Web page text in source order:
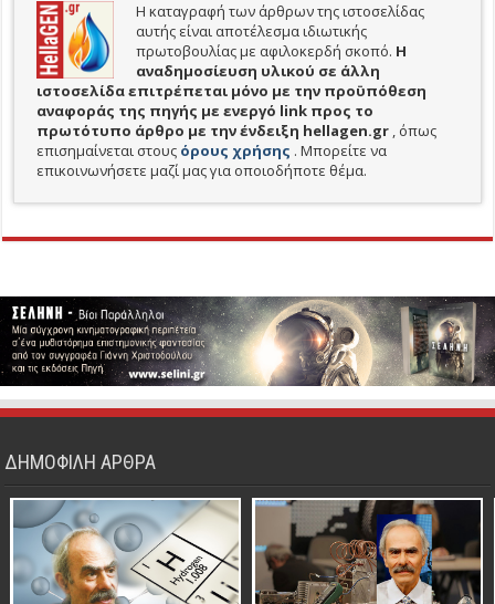
Η καταγραφή των άρθρων της ιστοσελίδας
αυτής είναι αποτέλεσμα ιδιωτικής
πρωτοβουλίας με αφιλοκερδή σκοπό. H
αναδημοσίευση υλικού σε άλλη
ιστοσελίδα επιτρέπεται μόνο με την προϋπόθεση
αναφοράς της πηγής με ενεργό link προς το
πρωτότυπο άρθρο με την ένδειξη hellagen.gr , όπως
επισημαίνεται στους όρους χρήσης . Μπορείτε να
επικοινωνήσετε μαζί μας για οποιοδήποτε θέμα.
ΔΗΜΟΦΙΛΗ ΑΡΘΡΑ